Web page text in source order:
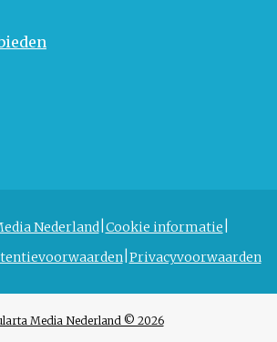
Nederland Cookie informatie
Privacyvoorwaarden
Media Nederland © 2026